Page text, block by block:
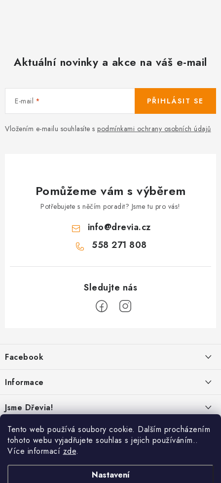
Tento web používá soubory cookie. Dalším procházením
tohoto webu vyjadřujete souhlas s jejich používáním..
Více informací zde.
Nastavení
Aktuální novinky a akce na váš e-mail
E-mail
Vložením e-mailu souhlasíte s podmínkami ochrany osobních údajů
PŘIHLÁSIT SE
Pomůžeme vám s výběrem
Potřebujete s něčím poradit? Jsme tu pro vás!
info@drevia.cz
558 271 808
p
a
Facebook
Informace
Reklamace & vrácení
Hodnocení
Jsme Dřevia!
Kontakt
Náš příběh
Udržitelnost